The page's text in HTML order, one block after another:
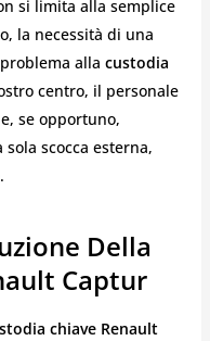
si limita alla semplice
la necessità di una
alla custodia
centro, il personale
se opportuno,
scocca esterna,
Della
Captur
chiave Renault